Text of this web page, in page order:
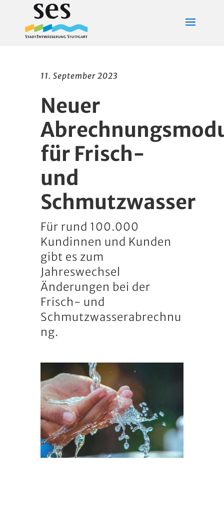
11. September 2023
Neuer
für Frisch-
und
Schmutzwasser
Für rund 100.000
Kundinnen und Kunden
gibt es zum
Jahreswechsel
Änderungen bei der
Frisch- und
Schmutzwasserabrechnu
ng.